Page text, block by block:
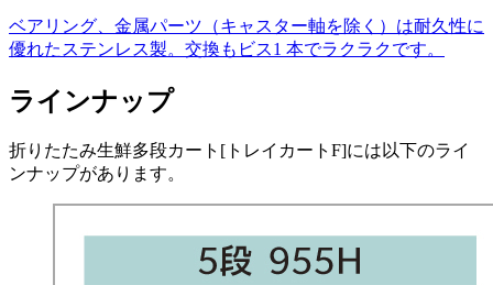
ベアリング、金属パーツ（キャスター軸を除く）は耐久性に
優れたステンレス製。交換もビス1 本でラクラクです。
ラインナップ
折りたたみ生鮮多段カート[トレイカートF]には以下のライ
ンナップがあります。